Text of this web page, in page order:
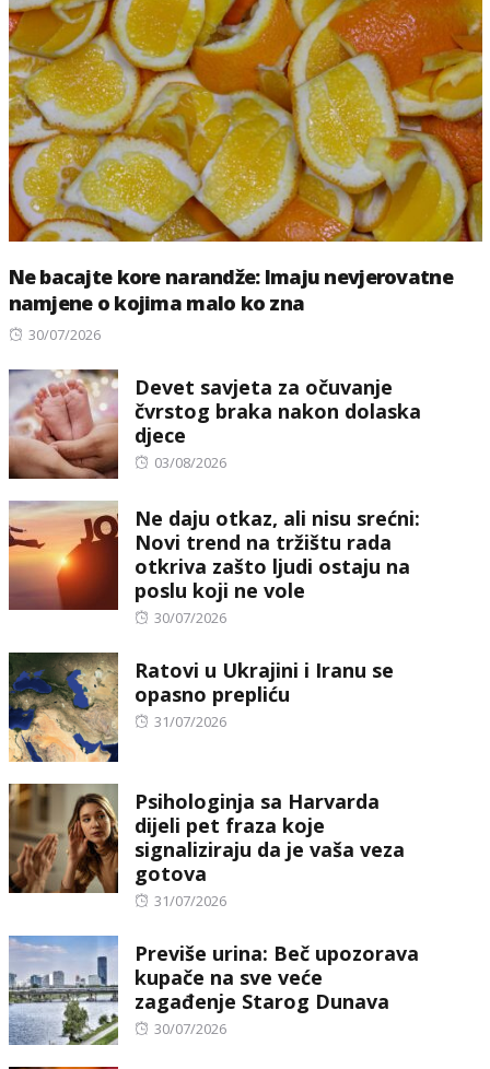
Ne bacajte kore narandže: Imaju nevjerovatne
namjene o kojima malo ko zna
Posted
30/07/2026
Devet savjeta za očuvanje
čvrstog braka nakon dolaska
djece
Posted
03/08/2026
Ne daju otkaz, ali nisu srećni:
Novi trend na tržištu rada
otkriva zašto ljudi ostaju na
poslu koji ne vole
Posted
30/07/2026
Ratovi u Ukrajini i Iranu se
opasno prepliću
Posted
31/07/2026
Psihologinja sa Harvarda
dijeli pet fraza koje
signaliziraju da je vaša veza
gotova
Posted
31/07/2026
Previše urina: Beč upozorava
kupače na sve veće
zagađenje Starog Dunava
Posted
30/07/2026